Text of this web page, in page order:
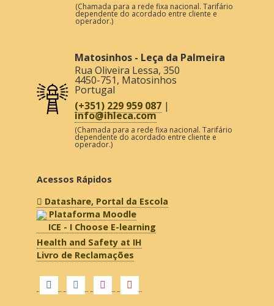
(Chamada para a rede fixa nacional. Tarifário
dependente do acordado entre cliente e
operador.)
Matosinhos - Leça da Palmeira
Rua Oliveira Lessa, 350
4450-751, Matosinhos
Portugal
(+351) 229 959 087 |
info@ihleca.com
(Chamada para a rede fixa nacional. Tarifário
dependente do acordado entre cliente e
operador.)
Acessos Rápidos
Datashare, Portal da Escola
Plataforma Moodle
ICE - I Choose E-learning
Health and Safety at IH
Livro de Reclamações